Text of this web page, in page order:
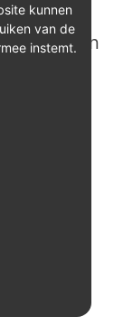
van
het
en
kunnen
van de
instemt.